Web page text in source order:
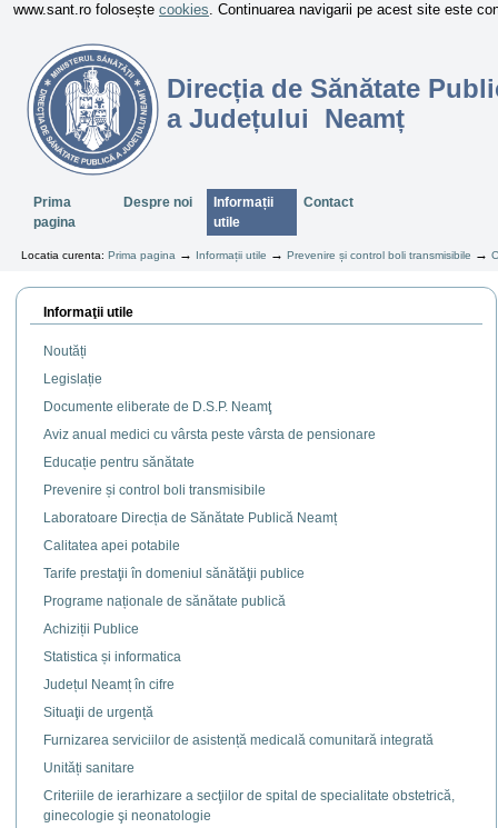
www.sant.ro folosește cookies. Continuarea navigarii pe acest site este
Direcția de Sănătate
a Județului Neamț
SectiuniPrima
pagina
Despre noi
Informații
utile
Contact
Locatia curenta: Prima pagina → Informații utile →Prevenire și control boli transmisibile →
Informaţii utile
Noutăți
Legislație
Documente eliberate de D.S.P. Neamţ
Aviz anual medici cu vârsta peste vârsta de pensionare
Educație pentru sănătate
Prevenire și control boli transmisibile
Laboratoare Direcția de Sănătate Publică Neamț
Calitatea apei potabile
Tarife prestaţii în domeniul sănătăţii publice
Programe naționale de sănătate publică
Achiziții Publice
Statistica și informatica
Județul Neamț în cifre
Situaţii de urgență
Furnizarea serviciilor de asistență medicală comunitară integrată
Unități sanitare
Criteriile de ierarhizare a secţiilor de spital de specialitate obstetrică,
ginecologie şi neonatologie